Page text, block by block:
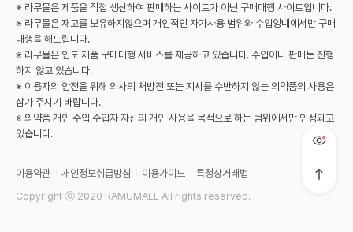
※ 라무몰은 제품을 직접 생산하여 판매하는 사이트가 아닌 구매대행 사이트입니다.
※ 라무몰은 재고를 보유하지않으며 개인적인 자가사용 범위와 수입양내에서만 구매
대행을 해드립니다.
※ 라무몰은 인도 제품 구매대행 서비스를 제공하고 있습니다. 수입이나 판매는 진행
하지 않고 있습니다.
※ 이용자의 안전을 위해 의사의 처방전 또는 지시를 수반하지 않는 의약품의 사용은
삼가 주시기 바랍니다.
※ 의약품 개인 수입 수입자 자신의 개인 사용을 목적으로 하는 범위에서만 인정되고
있습니다.
이용약관 개인정보취급방침 이용가이드
특정상거래법
Copyright ⓒ 2020 RAMUMALL All rights reserved.